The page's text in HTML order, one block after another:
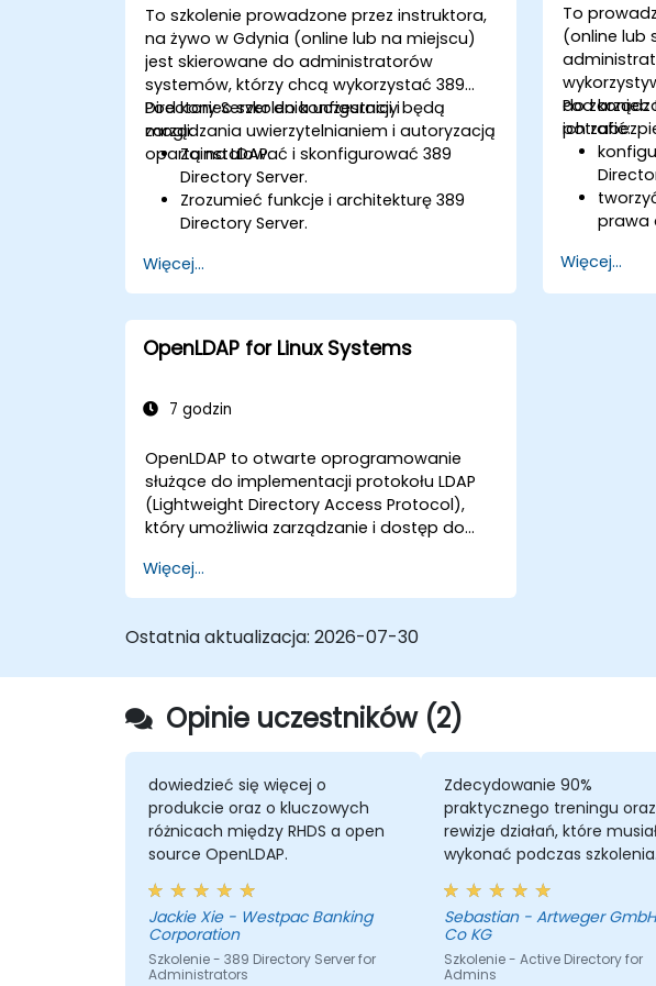
To szkolenie prowadzone przez instruktora,
na żywo w Gdynia (online lub na miejscu)
jest skierowane do administratorów
systemów, którzy chcą wykorzystać 389
Directory Server do konfiguracji i
zarządzania uwierzytelnianiem i autoryzacją
opartą na LDAP.
Pod koniec szkolenia uczestnicy będą
mogli:
Zainstalować i skonfigurować 389
Directory Server.
Zrozumieć funkcje i architekturę 389
Directory Server.
katalogowy za pomocą konsoli
webowej i CLI.
Skonfigurować i monitorować
replikację w celu zapewnienia wysokiej
dostępności i równoważenia
Zarządzać uwierzytelnianiem LDAP za
wydajności.
Zintegrować 389 Directory Server z
Microsoft Active Directory.
Więcej...
To
(online lub
do
ich
Pod
potrafić:
prawa
Więcej...
OpenLDAP for Linux Systems
7 godzin
OpenLDAP to otwarte oprogramowanie
służące do implementacji protokołu LDAP
(Lightweight Directory Access Protocol),
który umożliwia zarządzanie i dostęp do
serwer katalogowy, który może być
wykorzystywany do przechowywania i
grupach, zasobach sieciowych i innych
Więcej...
Ostatnia aktualizacja: 2026-07-30
Opinie uczestników (2)
dowiedzieć się więcej o
produkcie oraz o kluczowych
różnicach między RHDS a open
source OpenLDAP.
Jackie Xie - Westpac Banking
Corporation
Szkolenie - 389 Directory Server for
Administrators
Zdecydowanie 90%
praktycznego treningu oraz
rewizje działań, które
wykonać podczas szkolenia.
Szkolenie było intensywne,
ponieważ byłem jedynym
uczestnikiem. Ale
wiele i Chris odpowiedział na
każdą moją pytanie.
Sebastian - Artweger
Co KG
Szkolenie - Active Directory for
Admins